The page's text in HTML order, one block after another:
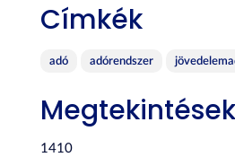
Címkék
adó adórendszer
Megtekintések
1410